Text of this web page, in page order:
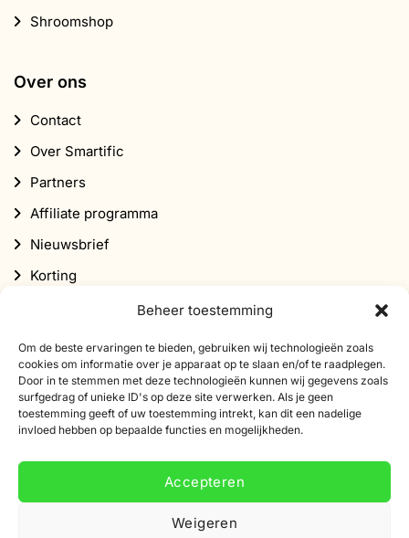
Beheer toestemming
Om de beste ervaringen te bieden, gebruiken wij technologieën zoals
cookies om informatie over je apparaat op te slaan en/of te raadplegen.
Door in te stemmen met deze technologieën kunnen wij gegevens zoals
surfgedrag of unieke ID's op deze site verwerken. Als je geen
toestemming geeft of uw toestemming intrekt, kan dit een nadelige
invloed hebben op bepaalde functies en mogelijkheden.
Accepteren
Weigeren
Shroomshop
Over ons
Contact
Over Smartific
Partners
Affiliate programma
Nieuwsbrief
Korting
Abonneer je op onze nieuwsbrief
Schrijf je in voor onze nieuwsbrief en ontvang 10%
korting op je eerste bestelling.
E-